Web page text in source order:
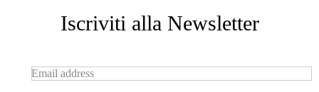
Iscriviti alla Newsletter